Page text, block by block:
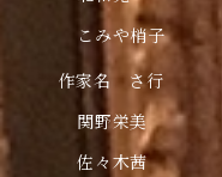
こみや梢子
作家名 さ行
関野栄美
佐々木茜